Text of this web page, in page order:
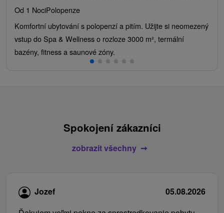
Od 1 NociPolopenze
Komfortní ubytování s polopenzí a pitím. Užijte si neomezený
vstup do Spa & Wellness o rozloze 3000 m², termální
bazény, fitness a saunové zóny.
Spokojení zákazníci
zobrazit všechny
Jozef
05.08.2026